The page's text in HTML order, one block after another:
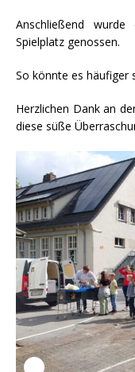
Anschließend
Spielplatz genossen.
So könnte es häufiger
Herzlichen Dank an
diese süße